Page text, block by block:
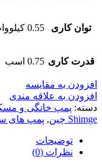
توان کاری 0.55 کیلووات
قدرت کاری 0.75 اسب
افزودن به مقایسه
افزودن به علاقه مندی
دسته: پمپ خانگی و
Shimge چین
, پمپ های
توضیحات
نظرات (0)